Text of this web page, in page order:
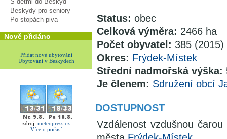
Beskydy pro seniory
Po stopách piva
Nově přidáno
Přidat nové ubytování
Ubytování v Beskydech
zdroj: meteopress.cz
Více o počasí
Status: obec
Celková výměra: 2466 ha
Počet obyvatel: 385 (2015)
Okres: Frýdek-Místek
Střední nadmořská výška:
Je členem: Sdružení obcí
DOSTUPNOST
Vzdálenost vzdušnou